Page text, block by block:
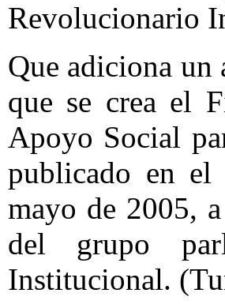
Revolucionario
Que adiciona
que se crea el
Apoyo Social
publicado en
mayo de 2005,
del grupo
Institucional.